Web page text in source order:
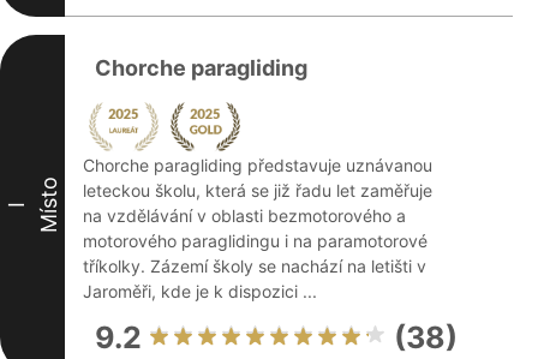
I Místo
Chorche paragliding
Chorche paragliding představuje uznávanou
leteckou školu, která se již řadu let zaměřuje
na vzdělávání v oblasti bezmotorového a
motorového paraglidingu i na paramotorové
tříkolky. Zázemí školy se nachází na letišti v
Jaroměři, kde je k dispozici ...
9.2 (38)